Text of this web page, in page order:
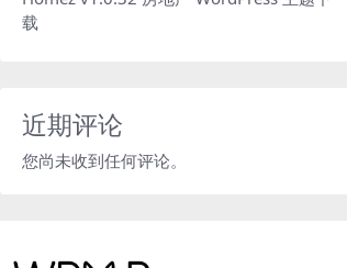
载
近期评论
您尚未收到任何评论。